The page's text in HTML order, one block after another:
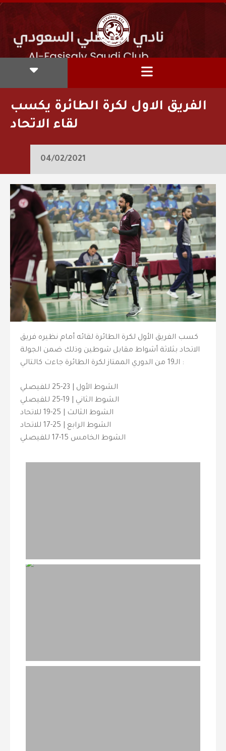
الفريق الاول لكرة الطائرة يكسب
لقاء الاتحاد
04/02/2021
كسب الفريق الأول لكرة الطائرة لقائه أمام نظيره فريق
الاتحاد بثلاثة أشواط مقابل شوطين وذلك ضمن الجولة
الـ19 من الدوري الممتاز لكرة الطائرة جاءت كالتالي :
الشوط الأول | 23-25 للفيصلي
الشوط الثاني | 19-25 للفيصلي
الشوط الثالث | 25-19 للاتحاد
الشوط الرابع | 25-17 للاتحاد
الشوط الخامس 15-17 للفيصلي